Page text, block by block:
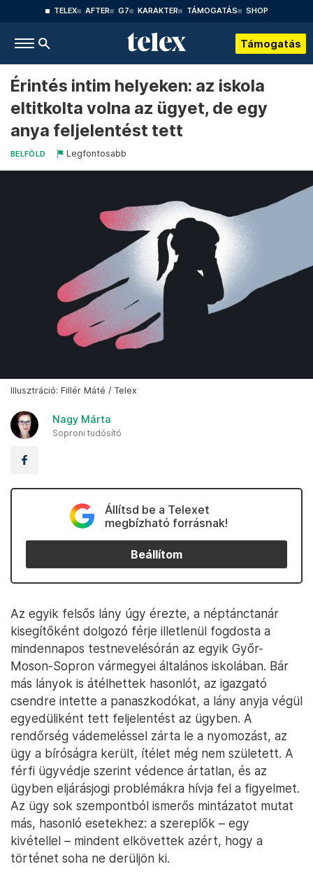
TELEX AFTER G7 KARAKTER TÁMOGATÁS SHOP
Támogatás
Érintés intim helyeken: az iskola
eltitkolta volna az ügyet, de egy
anya feljelentést tett
BELFÖLD Legfontosabb
Illusztráció: Fillér Máté / Telex
Nagy Márta
Soproni tudósító
Állítsd be a Telexet
megbízható forrásnak!
Beállítom
Az egyik felsős lány úgy érezte, a néptánctanár
kisegítőként dolgozó férje illetlenül fogdosta a
mindennapos testnevelésórán az egyik Győr-
Moson-Sopron vármegyei általános iskolában. Bár
más lányok is átélhettek hasonlót, az igazgató
csendre intette a panaszkodókat, a lány anyja végül
egyedüliként tett feljelentést az ügyben. A
rendőrség vádemeléssel zárta le a nyomozást, az
ügy a bíróságra került, ítélet még nem született. A
férfi ügyvédje szerint védence ártatlan, és az
ügyben eljárásjogi problémákra hívja fel a figyelmet.
Az ügy sok szempontból ismerős mintázatot mutat
más, hasonló esetekhez: a szereplők – egy
kivétellel – mindent elkövettek azért, hogy a
történet soha ne derüljön ki.